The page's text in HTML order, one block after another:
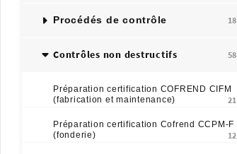
Procédés de contrôle 18
Contrôles non destructifs 58
Préparation certification COFREND CIFM
(fabrication et maintenance)
21
Préparation certification Cofrend CCPM-F
(fonderie)
12